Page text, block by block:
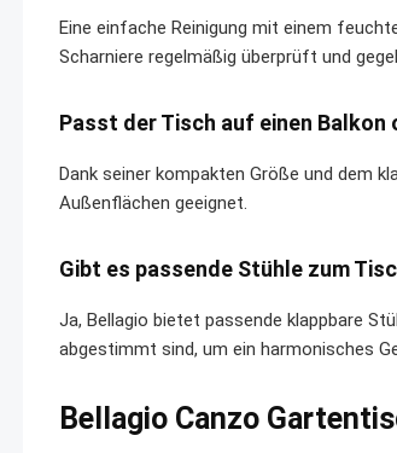
Eine einfache Reinigung mit einem
Scharniere regelmäßig überprüft und
Passt der Tisch auf einen Balkon
Dank seiner kompakten Größe und dem
Außenflächen geeignet.
Gibt es passende Stühle zum
Ja, Bellagio bietet passende klappbare
abgestimmt sind, um ein harmonisches
Bellagio Canzo